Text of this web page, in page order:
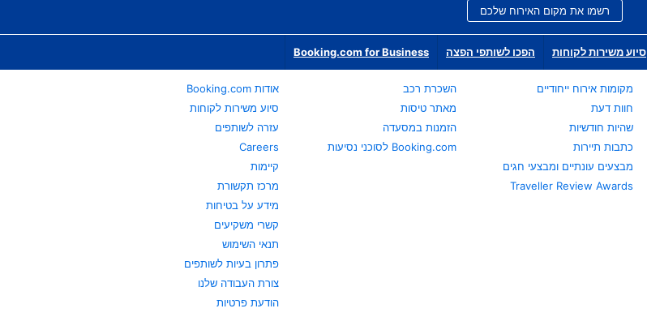
רשמו את מקום האירוח שלכם
סיוע משירות לקוחות הפכו לשותפי הפצה Booking.com for Business
מקומות אירוח ייחודיים
חוות דעת
שהיות חודשיות
כתבות תיירות
מבצעים עונתיים ומבצעי חגים
Traveller Review Awards
השכרת רכב
מאתר טיסות
הזמנות במסעדה
Booking.com לסוכני נסיעות
אודות Booking.com
סיוע משירות לקוחות
עזרה לשותפים
Careers
קיימות
מרכז תקשורת
מידע על בטיחות
קשרי משקיעים
תנאי השימוש
פתרון בעיות לשותפים
צורת העבודה שלנו
הודעת פרטיות